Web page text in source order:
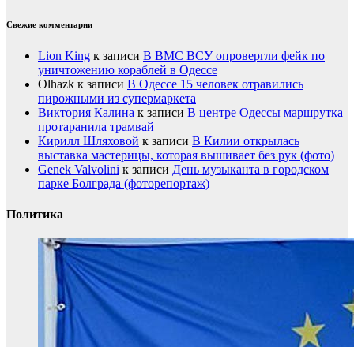
Свежие комментарии
Lion King к записи В ВМС ВСУ опровергли фейк по
уничтожению кораблей в Одессе
Olhazk к записи В Одессе 15 человек отравились
пирожными из супермаркета
Виктория Калина к записи В центре Одессы маршрутка
протаранила трамвай
Кирилл Шляховой к записи В Килии открылась
выставка мастерицы, которая вышивает без рук (фото)
Genek Valvolini к записи День музыканта в городском
парке Болграда (фоторепортаж)
Политика